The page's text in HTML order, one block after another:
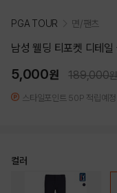
PGA TOUR 면/팬츠
남성 웰딩 티포켓 디테
5,000원 189,000원
스타일포인트 50P 적립예정
컬러